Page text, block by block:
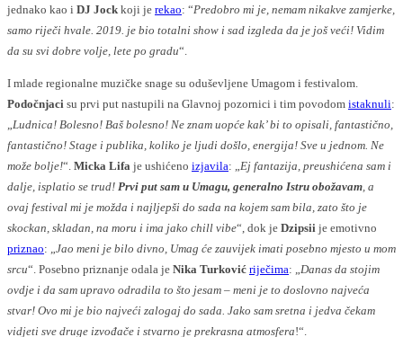
jednako kao i DJ Jock koji je rekao: “Predobro mi je, nemam nikakve zamjerke,
samo riječi hvale. 2019. je bio totalni show i sad izgleda da je još veći! Vidim
da su svi dobre volje, lete po gradu“.
I mlade regionalne muzičke snage su oduševljene Umagom i festivalom.
Podočnjaci su prvi put nastupili na Glavnoj pozornici i tim povodom istaknuli:
„Ludnica! Bolesno! Baš bolesno! Ne znam uopće kak’ bi to opisali, fantastično,
fantastično! Stage i publika, koliko je ljudi došlo, energija! Sve u jednom. Ne
može bolje!“. Micka Lifa je ushićeno izjavila: „Ej fantazija, preushićena sam i
dalje, isplatio se trud! Prvi put sam u Umagu, generalno Istru obožavam, a
ovaj festival mi je možda i najljepši do sada na kojem sam bila, zato što je
skockan, skladan, na moru i ima jako chill vibe“, dok je Dzipsii je emotivno
priznao: „Jao meni je bilo divno, Umag će zauvijek imati posebno mjesto u mom
srcu“. Posebno priznanje odala je Nika Turković riječima: „Danas da stojim
ovdje i da sam upravo odradila to što jesam – meni je to doslovno najveća
stvar! Ovo mi je bio najveći zalogaj do sada. Jako sam sretna i jedva čekam
vidjeti sve druge izvođače i stvarno je prekrasna atmosfera!“.